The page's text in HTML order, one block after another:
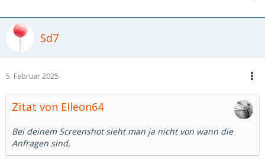
Sd7
5. Februar 2025
Zitat von Elleon64
Bei deinem Screenshot sieht man ja nicht von wann die
Anfragen sind,